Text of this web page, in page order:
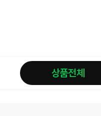
상품전체